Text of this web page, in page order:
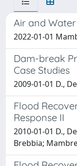
Air and
2022-01-01
Dam-break
Case Studies
2009-01-01 D.,
Flood
Response II
2010-01-01 D.,
Brebbia;